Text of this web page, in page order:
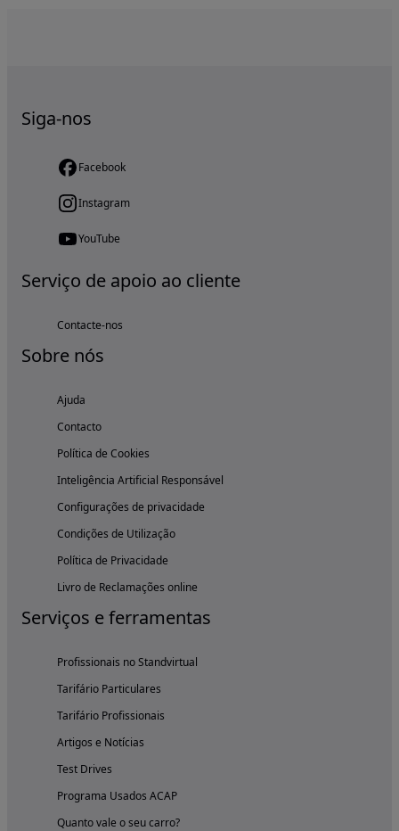
Siga-nos
Facebook
Instagram
YouTube
Serviço de apoio ao cliente
Contacte-nos
Sobre nós
Ajuda
Contacto
Política de Cookies
Inteligência Artificial Responsável
Configurações de privacidade
Condições de Utilização
Política de Privacidade
Livro de Reclamações online
Serviços e ferramentas
Profissionais no Standvirtual
Tarifário Particulares
Tarifário Profissionais
Artigos e Notícias
Test Drives
Programa Usados ACAP
Quanto vale o seu carro?